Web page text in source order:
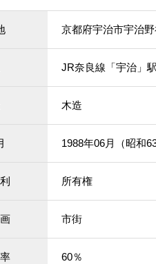
京都府宇治市宇治
JR奈良線「宇治」
木造
1988年06月（昭和
所有権
市街
60％